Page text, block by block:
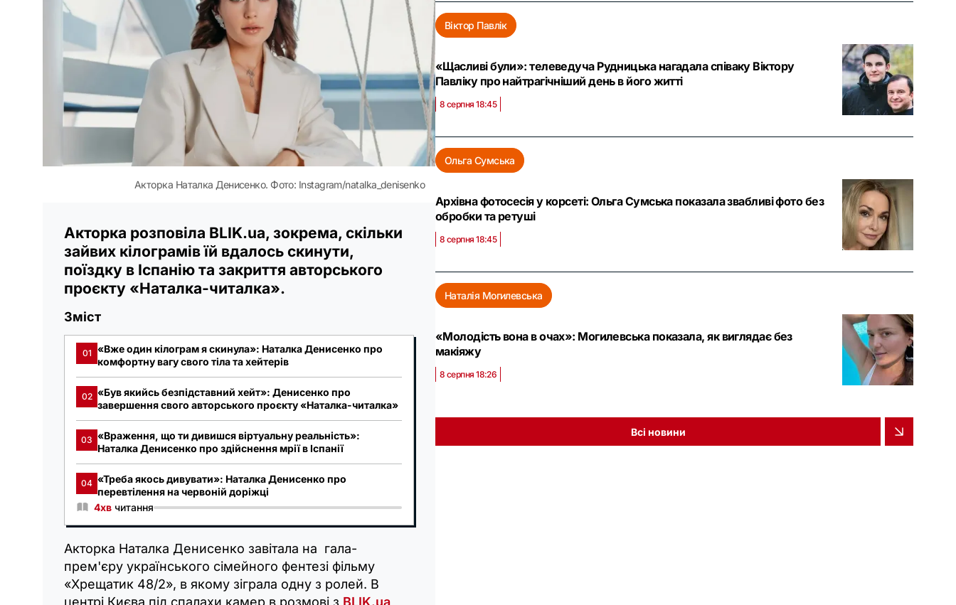
Акторка Наталка Денисенко. Фото: Instagram/natalka_denisenko
Акторка розповіла BLIK.ua, зокрема, скільки
зайвих кілограмів їй вдалось скинути,
поїздку в Іспанію та закриття авторського
проєкту «Наталка-читалка».
Зміст
01 «Вже один кілограм я скинула»: Наталка Денисенко про
комфортну вагу свого тіла та хейтерів
02 «Був якийсь безпідставний хейт»: Денисенко про
завершення свого авторського проєкту «Наталка-читалка»
03 «Враження, що ти дивишся віртуальну реальність»:
Наталка Денисенко про здійснення мрії в Іспанії
04 «Треба якось дивувати»: Наталка Денисенко про
перевтілення на червоній доріжці
4хв читання
Акторка Наталка Денисенко завітала на гала-
прем'єру українського сімейного фентезі фільму
«Хрещатик 48/2», в якому зіграла одну з ролей. В
центрі Києва під спалахи камер в розмові з BLIK.ua
Віктор Павлік
«Щасливі були»: телеведуча Рудницька нагадала співаку Віктору
Павліку про найтрагічніший день в його житті
8 серпня 18:45
Ольга Сумська
Архівна фотосесія у корсеті: Ольга Сумська показала звабливі фото без
обробки та ретуші
8 серпня 18:45
Наталія Могилевська
«Молодість вона в очах»: Могилевська показала, як виглядає без
макіяжу
8 серпня 18:26
Всі новини